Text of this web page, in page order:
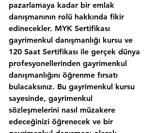
pazarlamaya kadar bir emlak
danışmanının rolü hakkında fikir
edinecekler. MYK Sertifikası
gayrimenkul danışmanlığı kursu ve
120 Saat Sertifikası ile gerçek dünya
profesyonellerinden gayrimenkul
danışmanlığını öğrenme fırsatı
bulacaksınız. Bu gayrimenkul kursu
sayesinde, gayrimenkul
sözleşmelerini nasıl müzakere
edeceğinizi öğrenecek ve bir